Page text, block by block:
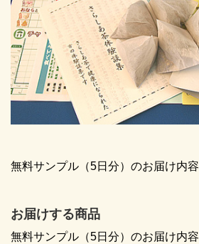
無料サンプル（5日分）のお届け内容
お届けする商品
無料サンプル（5日分）のお届け内容